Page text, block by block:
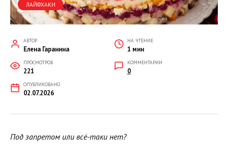
ЛАЙФХАКИ
АВТОР
Елена Гаранина
НА ЧТЕНИЕ
1 мин
ПРОСМОТРОВ
221
КОММЕНТАРИИ
0
ОПУБЛИКОВАНО
02.07.2026
Под запретом или всё-таки нет?